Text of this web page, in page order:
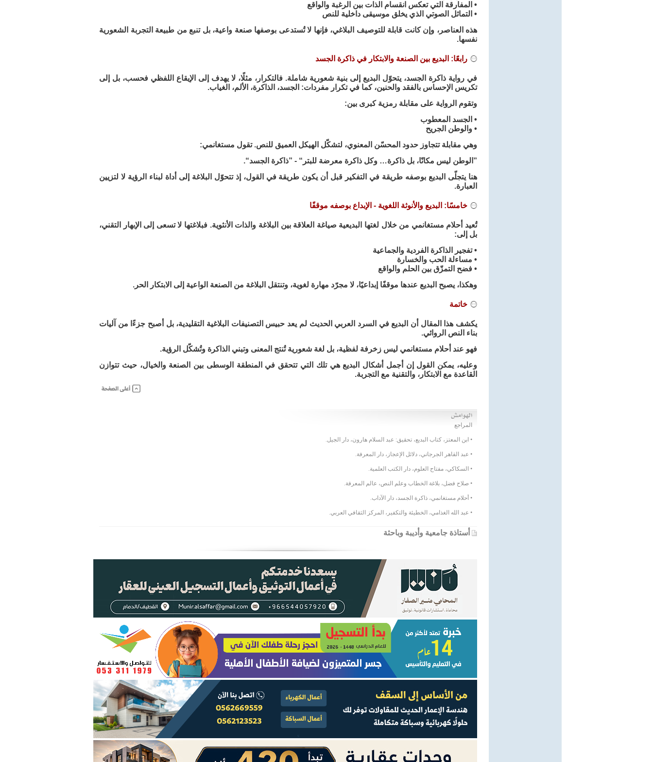
• المفارقة التي تعكس انقسام الذات بين الرغبة والواقع
• التماثل الصوتي الذي يخلق موسيقى داخلية للنص
هذه العناصر، وإن كانت قابلة للتوصيف البلاغي، فإنها لا تُستدعى بوصفها صنعة واعية، بل تنبع من طبيعة التجربة الشعورية
نفسها.
رابعًا: البديع بين الصنعة والابتكار في ذاكرة الجسد
في رواية ذاكرة الجسد، يتحوّل البديع إلى بنية شعورية شاملة. فالتكرار، مثلًا، لا يهدف إلى الإيقاع اللفظي فحسب، بل إلى
تكريس الإحساس بالفقد والحنين، كما في تكرار مفردات: الجسد، الذاكرة، الألم، الغياب.
وتقوم الرواية على مقابلة رمزية كبرى بين:
• الجسد المعطوب
• والوطن الجريح
وهي مقابلة تتجاوز حدود المحسّن المعنوي، لتشكّل الهيكل العميق للنص. تقول مستغانمي:
”الوطن ليس مكانًا، بل ذاكرة… وكل ذاكرة معرضة للبتر“ - ”ذاكرة الجسد“.
هنا يتجلّى البديع بوصفه طريقة في التفكير قبل أن يكون طريقة في القول، إذ تتحوّل البلاغة إلى أداة لبناء الرؤية لا لتزيين
العبارة.
خامسًا: البديع والأنوثة اللغوية - الإبداع بوصفه موقفًا
تُعيد أحلام مستغانمي من خلال لغتها البديعية صياغة العلاقة بين البلاغة والذات الأنثوية. فبلاغتها لا تسعى إلى الإبهار التقني،
بل إلى:
• تفجير الذاكرة الفردية والجماعية
• مساءلة الحب والخسارة
• فضح التمزّق بين الحلم والواقع
وهكذا، يصبح البديع عندها موقفًا إبداعيًا، لا مجرّد مهارة لغوية، وتنتقل البلاغة من الصنعة الواعية إلى الابتكار الحر.
خاتمة
يكشف هذا المقال أن البديع في السرد العربي الحديث لم يعد حبيس التصنيفات البلاغية التقليدية، بل أصبح جزءًا من آليات
بناء النص الروائي.
فهو عند أحلام مستغانمي ليس زخرفة لفظية، بل لغة شعورية تُنتج المعنى وتبني الذاكرة وتُشكّل الرؤية.
وعليه، يمكن القول إن أجمل أشكال البديع هي تلك التي تتحقق في المنطقة الوسطى بين الصنعة والخيال، حيث تتوازن
القاعدة مع الابتكار، والتقنية مع التجربة.
المراجع
• ابن المعتز، كتاب البديع، تحقيق: عبد السلام هارون، دار الجيل.
• عبد القاهر الجرجاني، دلائل الإعجاز، دار المعرفة.
• السكاكي، مفتاح العلوم، دار الكتب العلمية.
• صلاح فضل، بلاغة الخطاب وعلم النص، عالم المعرفة.
• أحلام مستغانمي، ذاكرة الجسد، دار الآداب.
• عبد الله الغذامي، الخطيئة والتكفير، المركز الثقافي العربي.
أستاذة جامعية وأديبة وباحثة